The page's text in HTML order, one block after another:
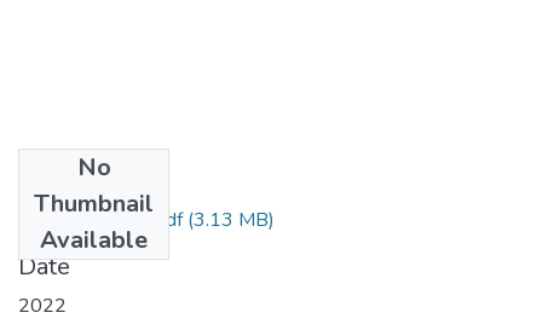
No
Thumbnail
Available
Bouchama, Safa.pdf(3.13 MB)
Date
2022